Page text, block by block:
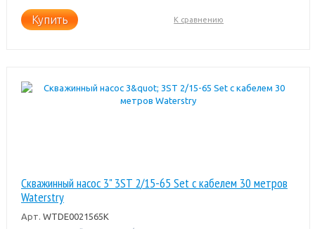
Купить К сравнению
Скважинный насос 3" 3ST 2/15-65 Set с кабелем 30 метров
Waterstry
Арт. WTDE0021565К